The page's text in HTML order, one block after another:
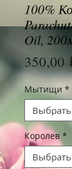
100%
Oil,
350,00
Мытищи *
Королев *